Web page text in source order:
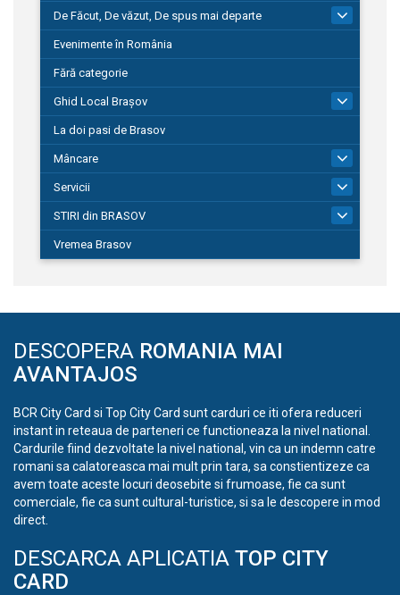
De Făcut, De văzut, De spus mai departe
149
Evenimente în România
Fără categorie
Ghid Local Brașov
La doi pasi de Brasov
Mâncare
Servicii
STIRI din BRASOV
Vremea Brasov
DESCOPERA ROMANIA MAI
AVANTAJOS
BCR City Card si Top City Card sunt carduri ce iti ofera reduceri
instant in reteaua de parteneri ce functioneaza la nivel national.
Cardurile fiind dezvoltate la nivel national, vin ca un indemn catre
romani sa calatoreasca mai mult prin tara, sa constientizeze ca
avem toate aceste locuri deosebite si frumoase, fie ca sunt
comerciale, fie ca sunt cultural-turistice, si sa le descopere in mod
direct.
DESCARCA APLICATIA TOP CITY
CARD